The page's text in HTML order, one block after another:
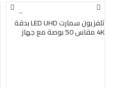
تلفزيون سمارت LED UHD بدقة
4K مقاس 50 بوصة مع جهاز
استقبال داخلي مدمج من